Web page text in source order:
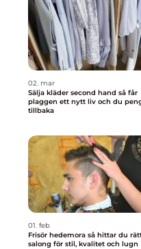
02. mar
Sälja kläder second hand så får
plaggen ett nytt liv och du
tillbaka
01. feb
Frisör hedemora så hittar du rätt
salong för stil, kvalitet och lugn